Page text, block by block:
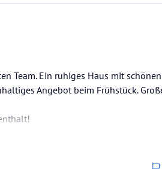
Team. Ein ruhiges Haus mit schönen
Angebot beim Frühstück.